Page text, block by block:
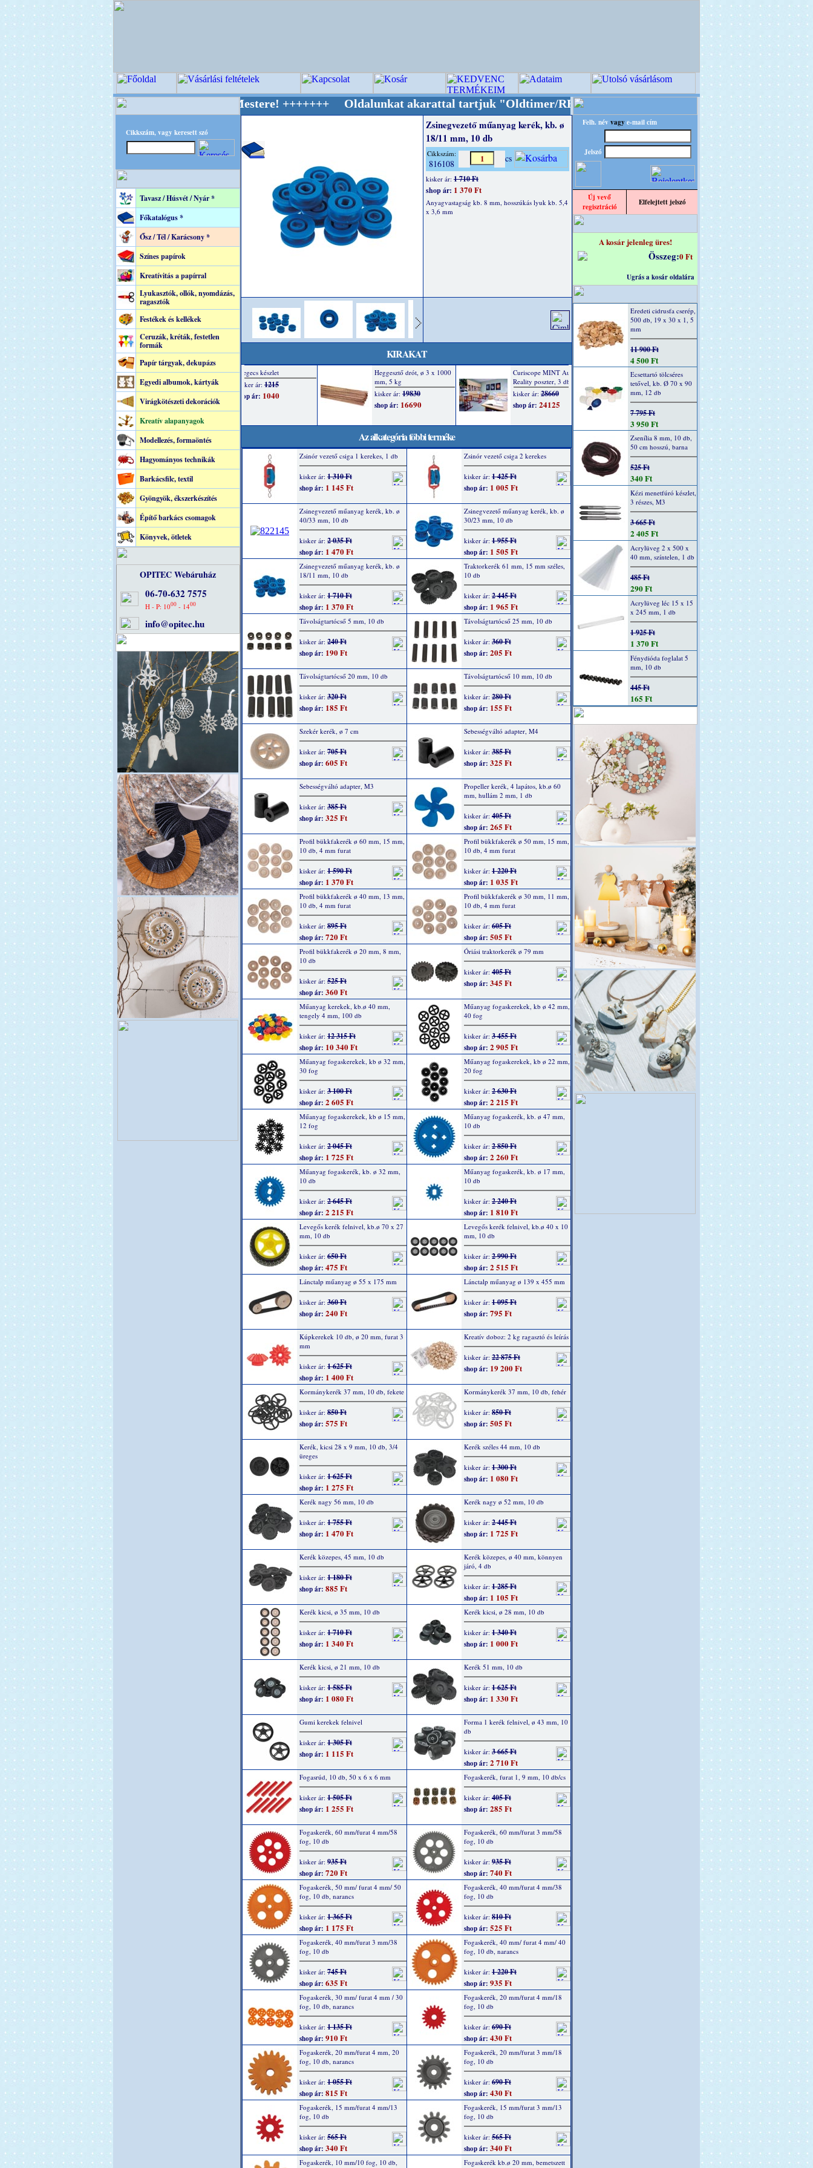
Cikkszám, vagy keresett szó
Tavasz / Húsvét / Nyár *
Főkatalógus *
Ősz / Tél / Karácsony *
Színes papírok
Kreatívitás a papírral
Lyukasztók, ollók, nyomdázás,
ragasztók
Festékek és kellékek
Ceruzák, kréták, festetlen
formák
Papír tárgyak, dekupázs
Egyedi albumok, kártyák
Virágkötészeti dekorációk
Kreatív alapanyagok
Modellezés, formaöntés
Hagyományos technikák
Barkácsfilc, textil
Gyöngyök, ékszerkészítés
Építő barkács csomagok
Könyvek, ötletek
OPITEC Webáruház
06-70-632 7575
H - P: 1000- 1400
info@opitec.hu
OPITEC - A Kreatív Világ Mestere! +++++++ Oldalunkat akarattal tartjuk "Oldtimer/RETRO" designba!
+++++++ OPITEC - A Kreatív
Zsinegvezető műanyag kerék, kb. ø
18/11 mm, 10 db
Cikkszám:
816108 cs
kisker ár: 1 710 Ft
shop ár: 1 370 Ft
Anyagvastagság kb. 8 mm, hosszúkás lyuk kb. 5,4
x 3,6 mm
KIRAKAT
Az alkategória többi terméke
Zsinór vezető csiga 1 kerekes, 1 db
kisker ár: 1 310 Ft
shop ár: 1 145 Ft
Zsinór vezető csiga 2 kerekes
kisker ár: 1 425 Ft
shop ár: 1 005 Ft
Zsinegvezető műanyag kerék, kb. ø
40/33 mm, 10 db
kisker ár: 2 035 Ft
shop ár: 1 470 Ft
Zsinegvezető műanyag kerék, kb. ø
30/23 mm, 10 db
kisker ár: 1 955 Ft
shop ár: 1 505 Ft
Zsinegvezető műanyag kerék, kb. ø
18/11 mm, 10 db
kisker ár: 1 710 Ft
shop ár: 1 370 Ft
Traktorkerék 61 mm, 15 mm széles,
10 db
kisker ár: 2 445 Ft
shop ár: 1 965 Ft
Távolságtartócső 5 mm, 10 db
kisker ár: 240 Ft
shop ár: 190 Ft
Távolságtartócső 25 mm, 10 db
kisker ár: 360 Ft
shop ár: 205 Ft
Távolságtartócső 20 mm, 10 db
kisker ár: 320 Ft
shop ár: 185 Ft
Távolságtartócső 10 mm, 10 db
kisker ár: 280 Ft
shop ár: 155 Ft
Szekér kerék, ø 7 cm
kisker ár: 705 Ft
shop ár: 605 Ft
Sebességváltó adapter, M4
kisker ár: 385 Ft
shop ár: 325 Ft
Sebességváltó adapter, M3
kisker ár: 385 Ft
shop ár: 325 Ft
Propeller kerék, 4 lapátos, kb.ø 60
mm, hullám 2 mm, 1 db
kisker ár: 405 Ft
shop ár: 265 Ft
Profil bükkfakerék ø 60 mm, 15 mm,
10 db, 4 mm furat
kisker ár: 1 590 Ft
shop ár: 1 370 Ft
Profil bükkfakerék ø 50 mm, 15 mm,
10 db, 4 mm furat
kisker ár: 1 220 Ft
shop ár: 1 035 Ft
Profil bükkfakerék ø 40 mm, 13 mm,
10 db, 4 mm furat
kisker ár: 895 Ft
shop ár: 720 Ft
Profil bükkfakerék ø 30 mm, 11 mm,
10 db, 4 mm furat
kisker ár: 605 Ft
shop ár: 505 Ft
Profil bükkfakerék ø 20 mm, 8 mm,
10 db
kisker ár: 525 Ft
shop ár: 360 Ft
Óriási traktorkerék ø 79 mm
kisker ár: 405 Ft
shop ár: 345 Ft
Műanyag kerekek, kb.ø 40 mm,
tengely 4 mm, 100 db
kisker ár: 12 315 Ft
shop ár: 10 340 Ft
Műanyag fogaskerekek, kb ø 42 mm,
40 fog
kisker ár: 3 455 Ft
shop ár: 2 905 Ft
Műanyag fogaskerekek, kb ø 32 mm,
30 fog
kisker ár: 3 100 Ft
shop ár: 2 605 Ft
Műanyag fogaskerekek, kb ø 22 mm,
20 fog
kisker ár: 2 630 Ft
shop ár: 2 215 Ft
Műanyag fogaskerekek, kb ø 15 mm,
12 fog
kisker ár: 2 045 Ft
shop ár: 1 725 Ft
Műanyag fogaskerék, kb. ø 47 mm,
10 db
kisker ár: 2 850 Ft
shop ár: 2 260 Ft
Műanyag fogaskerék, kb. ø 32 mm,
10 db
kisker ár: 2 645 Ft
shop ár: 2 215 Ft
Műanyag fogaskerék, kb. ø 17 mm,
10 db
kisker ár: 2 240 Ft
shop ár: 1 810 Ft
Levegős kerék felnivel, kb.ø 70 x 27
mm, 10 db
kisker ár: 650 Ft
shop ár: 475 Ft
Levegős kerék felnivel, kb.ø 40 x 10
mm, 10 db
kisker ár: 2 990 Ft
shop ár: 2 515 Ft
Lánctalp műanyag ø 55 x 175 mm
kisker ár: 360 Ft
shop ár: 240 Ft
Lánctalp műanyag ø 139 x 455 mm
kisker ár: 1 095 Ft
shop ár: 795 Ft
Kúpkerekek 10 db, ø 20 mm, furat 3
mm
kisker ár: 1 625 Ft
shop ár: 1 400 Ft
Kreatív doboz: 2 kg ragasztó és leírás
kisker ár: 22 875 Ft
shop ár: 19 200 Ft
Kormánykerék 37 mm, 10 db, fekete
kisker ár: 850 Ft
shop ár: 575 Ft
Kormánykerék 37 mm, 10 db, fehér
kisker ár: 850 Ft
shop ár: 505 Ft
Kerék, kicsi 28 x 9 mm, 10 db, 3/4
üreges
kisker ár: 1 625 Ft
shop ár: 1 275 Ft
Kerék széles 44 mm, 10 db
kisker ár: 1 300 Ft
shop ár: 1 080 Ft
Kerék nagy 56 mm, 10 db
kisker ár: 1 755 Ft
shop ár: 1 470 Ft
Kerék nagy ø 52 mm, 10 db
kisker ár: 2 445 Ft
shop ár: 1 725 Ft
Kerék közepes, 45 mm, 10 db
kisker ár: 1 180 Ft
shop ár: 885 Ft
Kerék közepes, ø 40 mm, könnyen
járó, 4 db
kisker ár: 1 285 Ft
shop ár: 1 105 Ft
Kerék kicsi, ø 35 mm, 10 db
kisker ár: 1 710 Ft
shop ár: 1 340 Ft
Kerék kicsi, ø 28 mm, 10 db
kisker ár: 1 340 Ft
shop ár: 1 000 Ft
Kerék kicsi, ø 21 mm, 10 db
kisker ár: 1 585 Ft
shop ár: 1 080 Ft
Kerék 51 mm, 10 db
kisker ár: 1 625 Ft
shop ár: 1 330 Ft
Gumi kerekek felnivel
kisker ár: 1 305 Ft
shop ár: 1 115 Ft
Forma 1 kerék felnivel, ø 43 mm, 10
db
kisker ár: 3 665 Ft
shop ár: 2 710 Ft
Fogasrúd, 10 db, 50 x 6 x 6 mm
kisker ár: 1 505 Ft
shop ár: 1 255 Ft
Fogaskerék, furat 1, 9 mm, 10 db/cs
kisker ár: 405 Ft
shop ár: 285 Ft
Fogaskerék, 60 mm/furat 4 mm/58
fog, 10 db
kisker ár: 935 Ft
shop ár: 720 Ft
Fogaskerék, 60 mm/furat 3 mm/58
fog, 10 db
kisker ár: 935 Ft
shop ár: 740 Ft
Fogaskerék, 50 mm/ furat 4 mm/ 50
fog, 10 db, narancs
kisker ár: 1 365 Ft
shop ár: 1 175 Ft
Fogaskerék, 40 mm/furat 4 mm/38
fog, 10 db
kisker ár: 810 Ft
shop ár: 525 Ft
Fogaskerék, 40 mm/furat 3 mm/38
fog, 10 db
kisker ár: 745 Ft
shop ár: 635 Ft
Fogaskerék, 40 mm/ furat 4 mm/ 40
fog, 10 db, narancs
kisker ár: 1 220 Ft
shop ár: 935 Ft
Fogaskerék, 30 mm/ furat 4 mm / 30
fog, 10 db, narancs
kisker ár: 1 135 Ft
shop ár: 910 Ft
Fogaskerék, 20 mm/furat 4 mm/18
fog, 10 db
kisker ár: 690 Ft
shop ár: 430 Ft
Fogaskerék, 20 mm/furat 4 mm, 20
fog, 10 db, narancs
kisker ár: 1 055 Ft
shop ár: 815 Ft
Fogaskerék, 20 mm/furat 3 mm/18
fog, 10 db
kisker ár: 690 Ft
shop ár: 430 Ft
Fogaskerék, 15 mm/furat 4 mm/13
fog, 10 db
kisker ár: 565 Ft
shop ár: 340 Ft
Fogaskerék, 15 mm/furat 3 mm/13
fog, 10 db
kisker ár: 565 Ft
shop ár: 340 Ft
Fogaskerék, 10 mm/10 fog, 10 db,
Fogaskerék kb.ø 20 mm, bemetszett
Felh. név vagy e-mail cím
Jelszó
Új vevő
regisztráció
Elfelejtett jelszó
A kosár jelenleg üres!
Összeg:0 Ft
Ugrás a kosár oldalára
Eredeti cidrusfa cserép,
500 db, 19 x 30 x 1, 5
mm
11 900 Ft
4 500 Ft
Ecsettartó tölcséres
tetővel, kb. Ø 70 x 90
mm, 12 db
7 795 Ft
3 950 Ft
Zsenília 8 mm, 10 db,
50 cm hosszú, barna
525 Ft
340 Ft
Kézi menetfúró készlet,
3 részes, M3
3 665 Ft
2 405 Ft
Acrylüveg 2 x 500 x
40 mm, színtelen, 1 db
485 Ft
290 Ft
Acrylüveg léc 15 x 15
x 245 mm, 1 db
1 925 Ft
1 370 Ft
Fénydióda foglalat 5
mm, 10 db
445 Ft
165 Ft